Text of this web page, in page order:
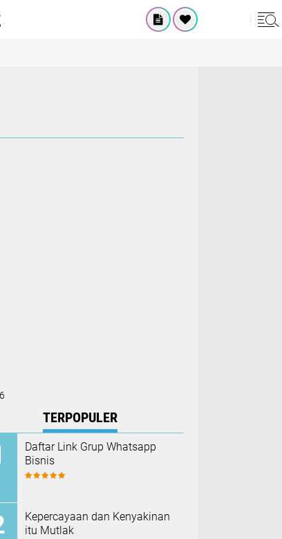
TERPOPULER
Daftar Link Grup Whatsapp
Bisnis
Kepercayaan dan Kenyakinan
itu Mutlak